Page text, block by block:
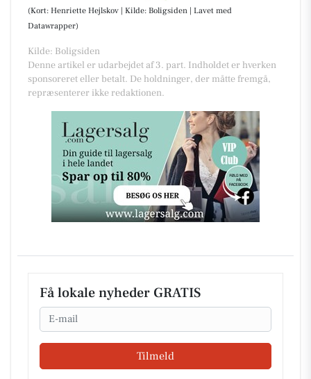
(Kort: Henriette Hejlskov | Kilde: Boligsiden | Lavet med
Datawrapper)
Kilde: Boligsiden
Denne artikel er udarbejdet af 3. part. Indholdet er hverken
sponsoreret eller betalt. De holdninger, der måtte fremgå,
repræsenterer ikke redaktionen.
Få lokale nyheder GRATIS
Email
Tilmeld